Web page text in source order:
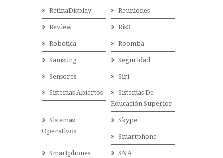
RetinaDisplay Reuniones
Review Ris3
Robótica Roomba
Samsung Seguridad
Sensores Siri
Sistemas Abiertos
Sistemas De
Educación Superior
Sistemas
Operativos
Skype
Smartphone
Smartphones SNA